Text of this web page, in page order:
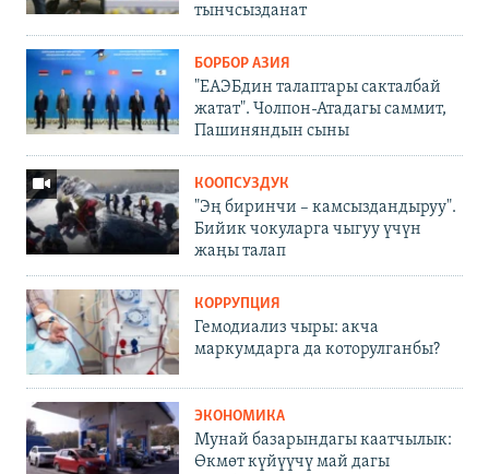
тынчсызданат
БОРБОР АЗИЯ
"ЕАЭБдин талаптары сакталбай
жатат". Чолпон-Атадагы саммит,
Пашиняндын сыны
КООПСУЗДУК
"Эң биринчи – камсыздандыруу".
Бийик чокуларга чыгуу үчүн
жаңы талап
КОРРУПЦИЯ
Гемодиализ чыры: акча
маркумдарга да которулганбы?
ЭКОНОМИКА
Мунай базарындагы каатчылык:
Өкмөт күйүүчү май дагы